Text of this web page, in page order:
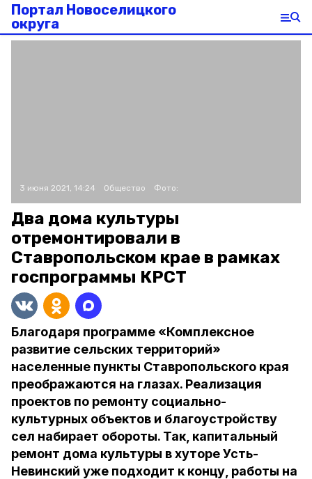
Портал Новоселицкого
округа
3 июня 2021, 14:24 Общество Фото:
Два дома культуры
отремонтировали в
Ставропольском крае в рамках
госпрограммы КРСТ
Благодаря программе «Комплексное
развитие сельских территорий»
населенные пункты Ставропольского края
преображаются на глазах. Реализация
проектов по ремонту социально-
культурных объектов и благоустройству
сел набирает обороты. Так, капитальный
ремонт дома культуры в хуторе Усть-
Невинский уже подходит к концу, работы на